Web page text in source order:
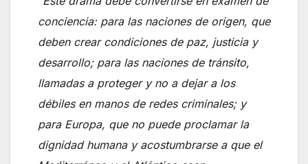
conciencia: para las naciones de origen, que
deben crear condiciones de paz, justicia y
desarrollo; para las naciones de tránsito,
llamadas a proteger y no a dejar a los
débiles en manos de redes criminales; y
para Europa, que no puede proclamar la
dignidad humana y acostumbrarse a que el